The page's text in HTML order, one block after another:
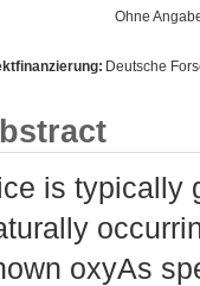
Ohne
Deutsche
is typically
oxyAs